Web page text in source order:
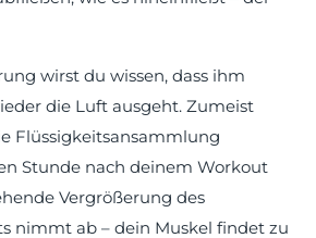
wirst du wissen, dass ihm
die Luft ausgeht. Zumeist
Flüssigkeitsansammlung
Stunde nach deinem Workout
Vergrößerung des
nimmt ab – dein Muskel findet zu